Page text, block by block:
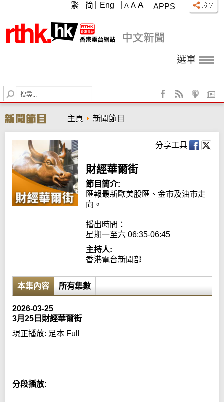
APPS
A A A
繁 简 Eng
選單
S
e
r
c
h
主頁 新聞節目
分享工具
財經華爾街
節目簡介:
匯報最新歐美股匯、金市及油市走
向。
播出時間：
星期一至六 06:35-06:45
主持人:
香港電台新聞部
本集內容 所有集數
2026-03-25
3月25日財經華爾街
現正播放: 足本 Full
分段播放: